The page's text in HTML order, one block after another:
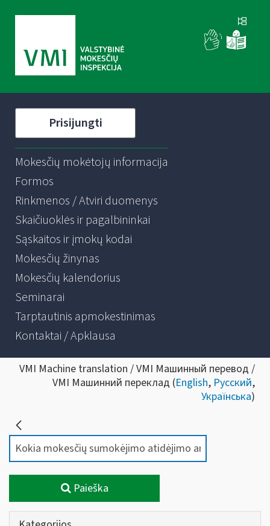
Prisijungti
Mokesčių mokėtojų informacija
Formos
Rinkmenos / Atviri duomenys
Skaičiuoklės ir pagalbininkai
Sąskaitos ir įmokų kodai
Mokesčių žinynas
Mokesčių kalendorius
Seminarai
Tarptautinis apmokestinimas
Kontaktai / Apklausa
VMI Machine translation / VMI Машинный перевод /
VMI Машинний переклад (English, Русский,
Українська)
Paieška